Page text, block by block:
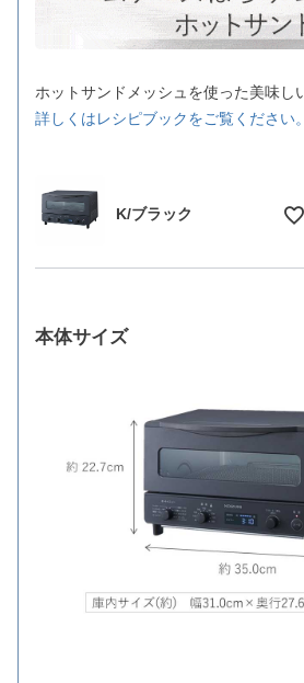
ホットサンドメッシュを使った美味し
詳しくはレシピブックをご覧ください。
K/ブラック
本体サイズ